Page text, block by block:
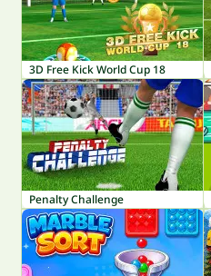
3D Free Kick World Cup 18
Penalty Challenge